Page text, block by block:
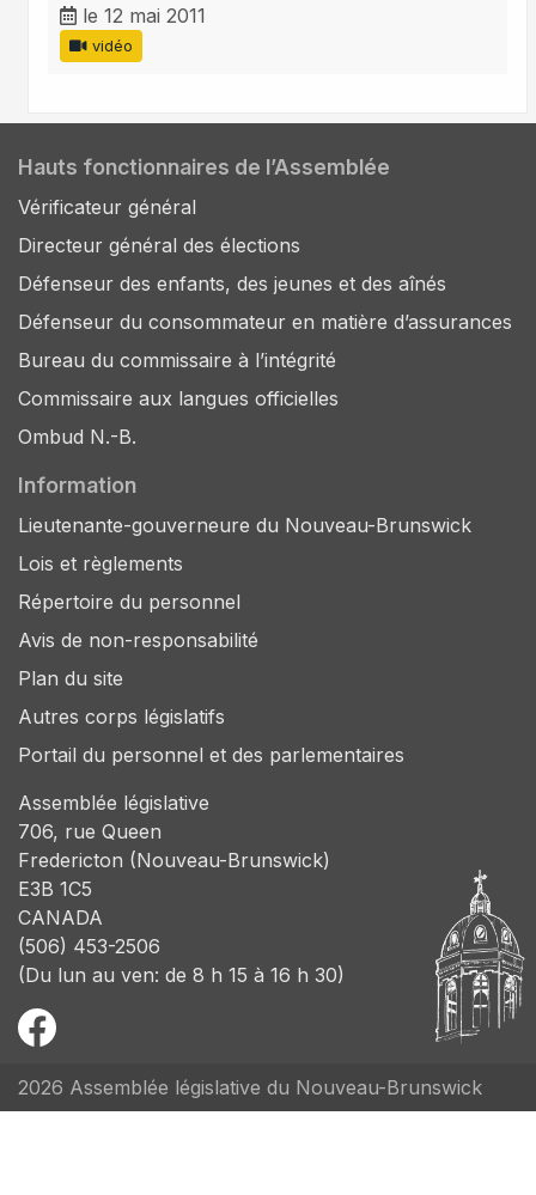
le 12 mai 2011
vidéo
Hauts fonctionnaires de l’Assemblée
Vérificateur général
Directeur général des élections
Défenseur des enfants, des jeunes et des aînés
Défenseur du consommateur en matière d’assurances
Bureau du commissaire à l’intégrité
Commissaire aux langues officielles
Ombud N.-B.
Information
Lieutenante-gouverneure du Nouveau-Brunswick
Lois et règlements
Répertoire du personnel
Avis de non-responsabilité
Plan du site
Autres corps législatifs
Portail du personnel et des parlementaires
Assemblée législative
706, rue Queen
Fredericton (Nouveau-Brunswick)
E3B 1C5
CANADA
(506) 453-2506
(Du lun au ven: de 8 h 15 à 16 h 30)
2026 Assemblée législative du Nouveau-Brunswick